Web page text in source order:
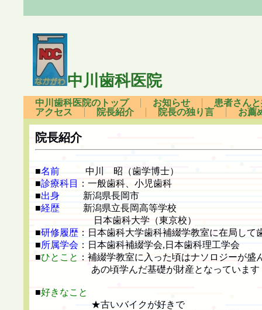
中川歯科医
中川歯科医院のトップ お知らせ
患者さん
アクセス
院長紹介 院長の独り言 お薦
院長紹介
■名前
中川 昭（歯学博士）
■診療科目
：一般歯科、小児歯科
■出身 新潟県長岡市
■経歴 新潟県立長岡高等学校
日本歯科大学（東京校）
■研修履歴 ：日本歯科大学歯科補綴学教室に在局して
■所属学会 ：日本歯科補綴学会,日本歯科理工学会
■ひとこと ：補綴学教室に入った頃はナソロジーが盛
あの頃学んだ基礎が財産となっています
■好きなこと
★古いバイクが好きで